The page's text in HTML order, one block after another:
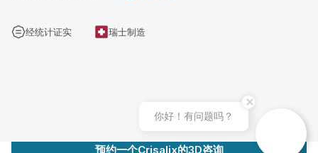
预约一个Crisalix的3D咨询
经统计证实 瑞士制造
你好！有问题吗？